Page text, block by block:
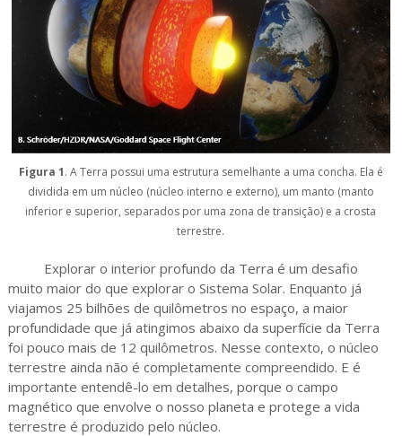
Figura 1. A Terra possui uma estrutura semelhante a uma concha. Ela é
dividida em um núcleo (núcleo interno e externo), um manto (manto
inferior e superior, separados por uma zona de transição) e a crosta
terrestre.
Explorar o interior profundo da Terra é um desafio
muito maior do que explorar o Sistema Solar. Enquanto já
viajamos 25 bilhões de quilômetros no espaço, a maior
profundidade que já atingimos abaixo da superfície da Terra
foi pouco mais de 12 quilômetros. Nesse contexto, o núcleo
terrestre ainda não é completamente compreendido. E é
importante entendê-lo em detalhes, porque o campo
magnético que envolve o nosso planeta e protege a vida
terrestre é produzido pelo núcleo.